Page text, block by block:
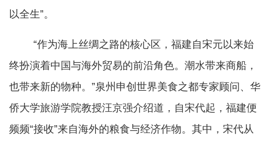
以全生”。
“作为海上丝绸之路的核心区，福建自宋元以来始
终扮演着中国与海外贸易的前沿角色。潮水带来商船，
也带来新的物种。”泉州申创世界美食之都专家顾问、华
侨大学旅游学院教授汪京强介绍道，自宋代起，福建便
频频“接收”来自海外的粮食与经济作物。其中，宋代从